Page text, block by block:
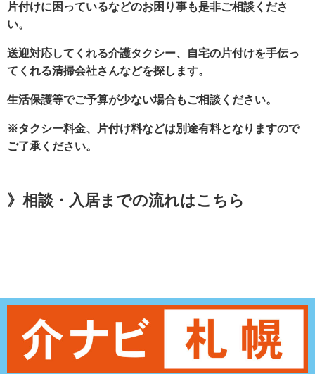
片付けに困っているなどのお困り事も是非ご相談くださ
い。
送迎対応してくれる介護タクシー、自宅の片付けを手伝っ
てくれる清掃会社さんなどを探します。
生活保護等でご予算が少ない場合もご相談ください。
※タクシー料金、片付け料などは別途有料となりますので
ご了承ください。
》相談・入居までの流れはこちら